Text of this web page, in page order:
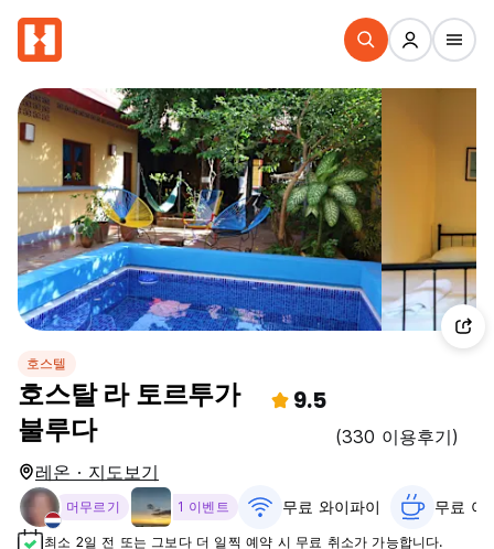
호스텔
호스탈 라 토르투가
불루다
9.5
(330 이용후기)
레온 · 지도보기
머무르기 1 이벤트 무료 와이파이 무료 아
최소 2일 전 또는 그보다 더 일찍 예약 시 무료 취소가 가능합니다.